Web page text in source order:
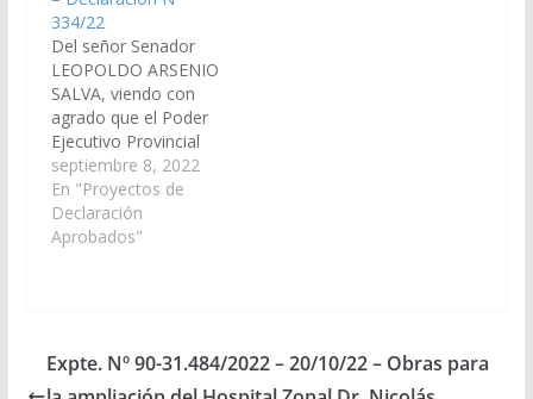
334/22
Del señor Senador
LEOPOLDO ARSENIO
SALVA, viendo con
agrado que el Poder
Ejecutivo Provincial
incluya en el
Presupuesto General
de la Provincia
Ejercicio 2023, la
Antonio de los Cobres,
departamento Los
septiembre 8, 2022
En "Proyectos de
Declaración
Aprobados"
Expte. Nº 90-31.484/2022 – 20/10/22 – Obras para